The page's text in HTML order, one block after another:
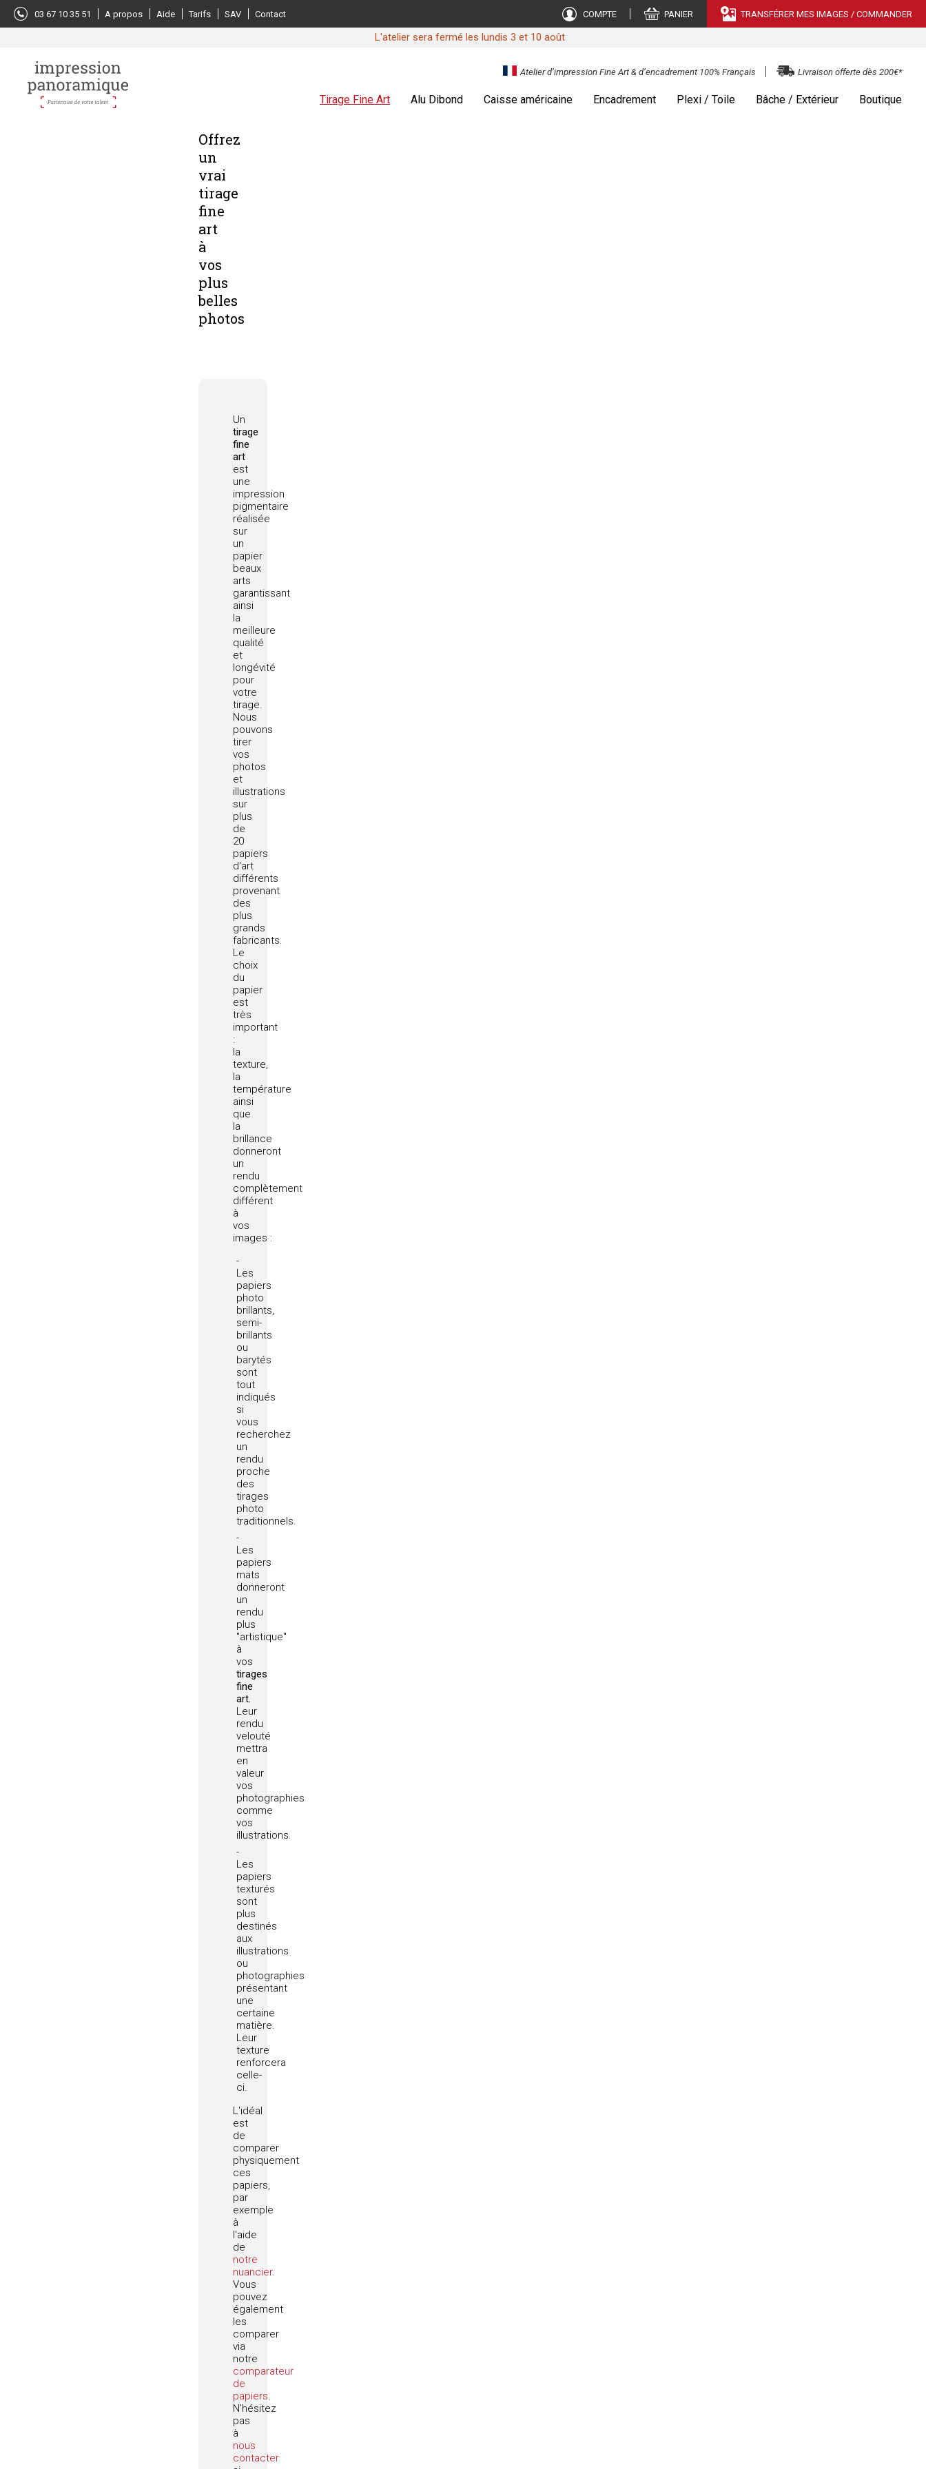
03 67 10 35 51 A propos Aide Tarifs SAV Contact COMPTE PANIER TRANSFÉRER MES IMAGES / COMMANDER
L'atelier sera fermé les lundis 3 et 10 août
Atelier d’impression Fine Art & d’encadrement 100% Français Livraison offerte dès 200€*
Tirage Fine Art Alu Dibond Caisse américaine Encadrement Plexi / Toile Bâche / Extérieur Boutique
Offrez
un
vrai
tirage
fine
art
à
vos
plus
belles
photos
Un
tirage
fine
art
est
une
impression
pigmentaire
réalisée
sur
un
papier
beaux
arts
garantissant
ainsi
la
meilleure
qualité
et
longévité
pour
votre
tirage.
Nous
pouvons
tirer
vos
photos
et
illustrations
sur
plus
de
20
papiers
d'art
différents
provenant
des
plus
grands
fabricants.
Le
choix
du
papier
est
très
important
:
la
texture,
la
température
ainsi
que
la
brillance
donneront
un
rendu
complètement
différent
à
vos
images :
Les
papiers
photo
brillants,
semi-
brillants
ou
barytés
sont
tout
indiqués
si
vous
recherchez
un
rendu
proche
des
tirages
photo
traditionnels.
Les
papiers
mats
donneront
un
rendu
plus
"artistique"
à
vos
tirages
fine
art.
Leur
rendu
velouté
mettra
en
valeur
vos
photographies
comme
vos
illustrations.
Les
papiers
texturés
sont
plus
destinés
aux
illustrations
ou
photographies
présentant
une
certaine
matière.
Leur
texture
renforcera
celle-
ci.
L'idéal
est
de
comparer
physiquement
ces
papiers,
par
exemple
à
l'aide
de
notre
nuancier.
Vous
pouvez
également
les
comparer
via
notre
comparateur
de
papiers.
N'hésitez
pas
à
nous
contacter
Panneau de gestion des cookies